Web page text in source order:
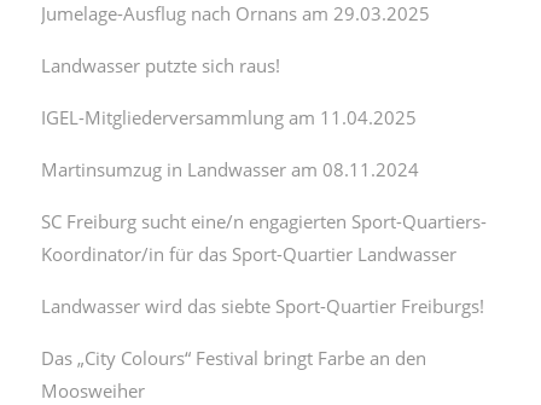
Jumelage-Ausflug nach Ornans am 29.03.2025
Landwasser putzte sich raus!
IGEL-Mitgliederversammlung am 11.04.2025
Martinsumzug in Landwasser am 08.11.2024
SC Freiburg sucht eine/n engagierten Sport-Quartiers-
Koordinator/in für das Sport-Quartier Landwasser
Landwasser wird das siebte Sport-Quartier Freiburgs!
Das „City Colours“ Festival bringt Farbe an den
Moosweiher